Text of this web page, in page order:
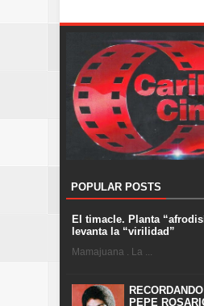
POPULAR POSTS
El timacle. Planta
levanta la “virilidad”
Mamajuana . La ...
PEPE